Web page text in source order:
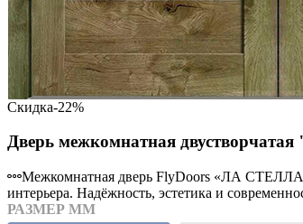
Скидка-22%
Дверь межкомнатная
Межкомнатная дверь FlyDoors «ЛА СТЕЛЛА
интерьера. Надёжность, эстетика и
РАЗМЕР ММ